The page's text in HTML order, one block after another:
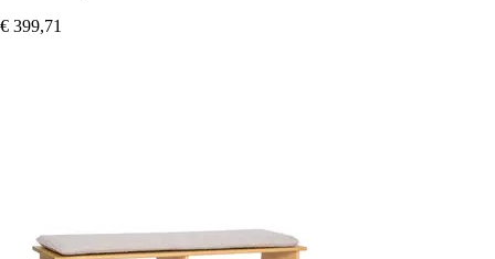
€ 399,71